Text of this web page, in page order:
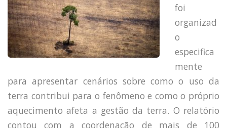
foi
organizad
o
especifica
mente
para apresentar cenários sobre como o uso da
terra contribui para o fenômeno e como o próprio
aquecimento afeta a gestão da terra. O relatório
contou com a coordenação de mais de 100